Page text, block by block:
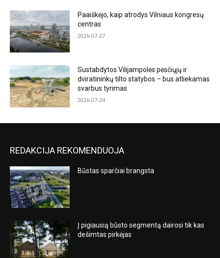
Paaiškėjo, kaip atrodys Vilniaus kongresų
centras
2026-07-27
Sustabdytos Vilijampolės pėsčiųjų ir
dviratininkų tilto statybos – bus atliekamas
svarbus tyrimas
2026-07-24
REDAKCIJA REKOMENDUOJA
Būstas sparčiai brangsta
Į pigiausią būsto segmentą dairosi tik kas
dešimtas pirkėjas